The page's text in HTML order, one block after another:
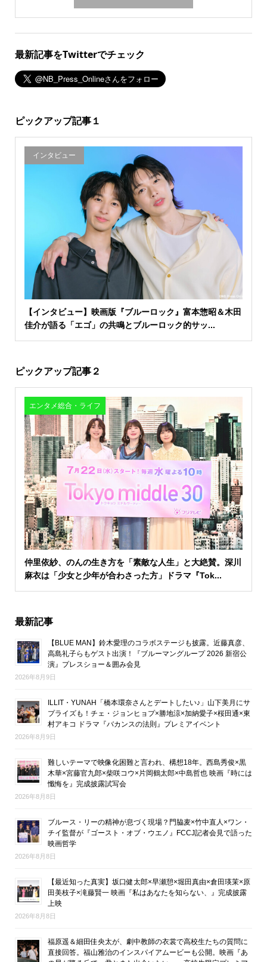
最新記事をTwitterでチェック
ピックアップ記事１
インタビュー
【インタビュー】映画版『ブルーロック』富本惣昭＆木田
佳介が語る「エゴ」の共鳴とブルーロック的サッ...
ピックアップ記事２
エンタメ総合・ライフ
仲里依紗、のんの生き方を「素敵な人生」と大絶賛。深川
麻衣は「少女と少年が合わさった方」ドラマ『Tok...
最新記事
【BLUE MAN】鈴木愛理のコラボステージも披露。近藤真彦、
高島礼子らもゲスト出演！『ブルーマングループ 2026 新宿公
演』プレスショー＆囲み会見
2026年8月9日
ILLIT・YUNAH「橋本環奈さんとデートしたい♪」山下美月にサ
プライズも！チェ・ジョンヒョプ×勝地涼×加納愛子×桜田通×東
村アキコ ドラマ『バカンスの法則』プレミアイベント
2026年8月9日
難しいテーマで映像化困難と言われ、構想18年。西島秀俊×黒
木華×宮藤官九郎×柴咲コウ×片岡鶴太郎×中島哲也 映画『時には
懺悔を』完成披露試写会
2026年8月8日
ブルース・リーの精神が息づく現場？門脇麦×竹中直人×ワン・
チイ監督が『ゴースト・オブ・ウエノ』FCCJ記者会見で語った
映画哲学
2026年8月8日
【最近知った真実】坂口健太郎×早瀬憩×堀田真由×倉田瑛茉×原
田美枝子×滝藤賢一 映画『私はあなたを知らない、』完成披露
上映
2026年8月8日
福原遥＆細田佳央太が、劇中教師の衣裳で高校生たちの質問に
直接回答。福山雅治のインスパイアムービーも公開。映画『あ